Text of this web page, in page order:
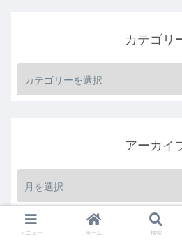
カテゴリ
アーカイ
メニュー ホーム 検索